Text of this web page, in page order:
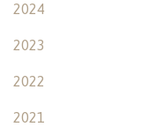
2024
2023
2022
2021